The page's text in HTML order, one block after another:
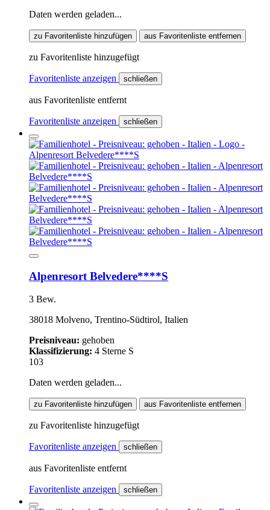
Daten werden geladen...
zu Favoritenliste hinzufügen aus Favoritenliste entfernen
zu Favoritenliste hinzugefügt
Favoritenliste anzeigen schließen
aus Favoritenliste entfernt
Favoritenliste anzeigen schließen
Alpenresort Belvedere****S
3 Bew.
38018 Molveno, Trentino-Südtirol, Italien
Preisniveau: gehoben
Klassifizierung: 4 Sterne S
103
Daten werden geladen...
zu Favoritenliste hinzufügen aus Favoritenliste entfernen
zu Favoritenliste hinzugefügt
Favoritenliste anzeigen schließen
aus Favoritenliste entfernt
Favoritenliste anzeigen schließen